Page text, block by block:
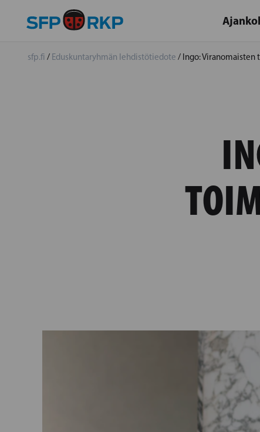
sfp.fi / Eduskuntaryhmän lehdistötiedote / Ingo: